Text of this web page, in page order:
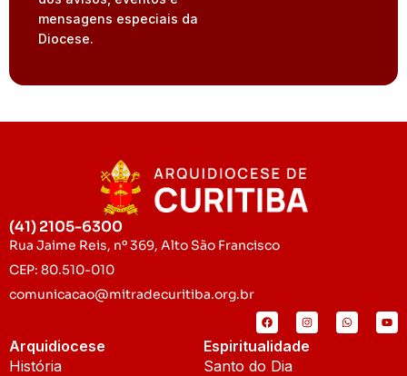
mensagens especiais da
Diocese.
(41) 2105-6300
Rua Jaime Reis, nº 369, Alto São Francisco
CEP: 80.510-010
comunicacao@mitradecuritiba.org.br
Arquidiocese
História
Espiritualidade
Santo do Dia